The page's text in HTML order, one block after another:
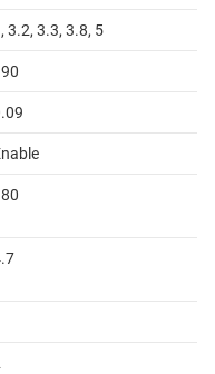
3.2, 3.3, 3.8, 5